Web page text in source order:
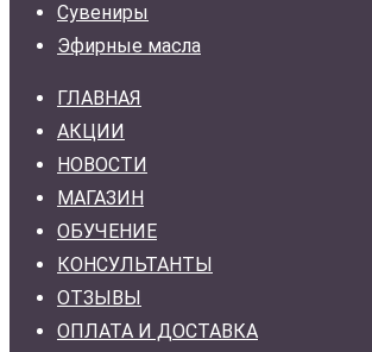
Сувениры
Эфирные масла
ГЛАВНАЯ
АКЦИИ
НОВОСТИ
МАГАЗИН
ОБУЧЕНИЕ
КОНСУЛЬТАНТЫ
ОТЗЫВЫ
ОПЛАТА И ДОСТАВКА